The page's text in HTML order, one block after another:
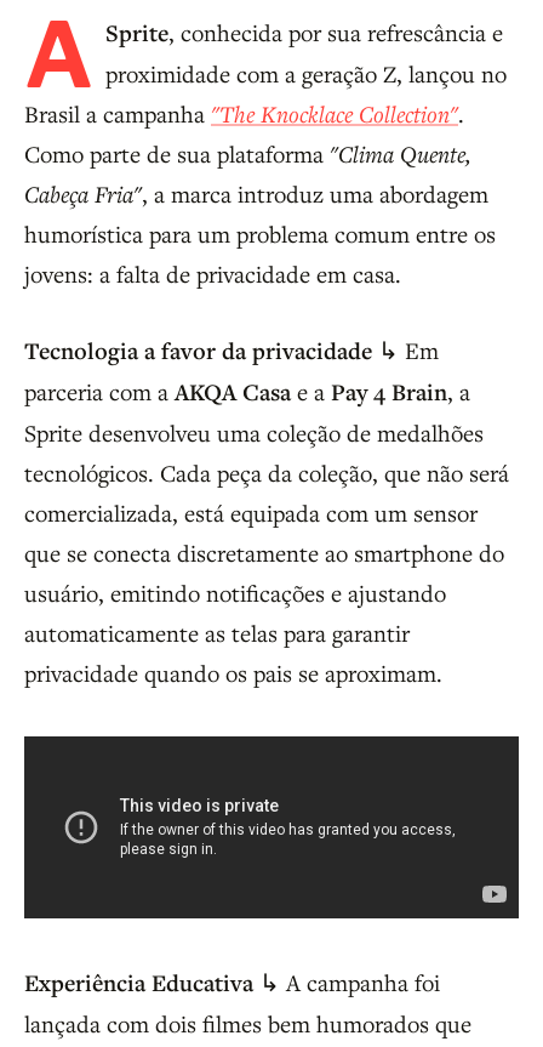
A Sprite, conhecida por sua refrescância e
proximidade com a geração Z, lançou no
Brasil a campanha "The Knocklace Collection".
Como parte de sua plataforma "Clima Quente,
Cabeça Fria", a marca introduz uma abordagem
humorística para um problema comum entre os
jovens: a falta de privacidade em casa.
Tecnologia a favor da privacidade ↳ Em
parceria com aAKQA Casae a Pay 4 Brain, a
Sprite desenvolveu uma coleção de medalhões
tecnológicos. Cada peça da coleção, que não será
comercializada, está equipada com um sensor
que se conecta discretamente ao smartphone do
usuário, emitindo notificações e ajustando
automaticamente as telas para garantir
privacidade quando os pais se aproximam.
Experiência Educativa↳ A campanha foi
lançada com dois filmes bem humorados que